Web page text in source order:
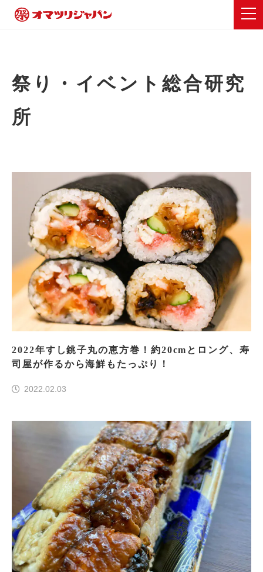
祭り・イベント総合研究
所
2022年すし銚子丸の恵方巻！約20cmとロング、寿
司屋が作るから海鮮もたっぷり！
2022.02.03